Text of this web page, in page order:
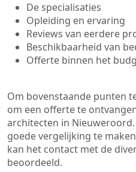
De specialisaties
Opleiding en ervaring
Reviews van eerdere
Beschikbaarheid van
Offerte binnen het
Om bovenstaande punten
om een offerte te
architecten in
goede vergelijking te
kan het contact met de
beoordeeld.